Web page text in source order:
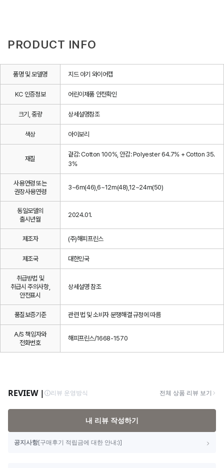
PRODUCT INFO
품명 및 모델명 지드 아기 와이어캡
KC 인증정보 어린이제품 안전확인
크기, 중량 상세설명참조
색상 아이보리
재질
겉감: Cotton 100%, 안감: Polyester 64.7% + Cotton 35.
3%
사용연령 또는
권장사용연령
3~6m(46),6~12m(48),12~24m(50)
동일모델의
출시년월
2024.01.
제조자 (주)해피프린스
제조국 대한민국
취급방법 및
취급시 주의사항,
안전표시
상세설명 참조
품질보증기준 관련 법 및 소비자 분쟁해결 규정에 따름
A/S 책임자와
전화번호
해피프린스/1668-1570